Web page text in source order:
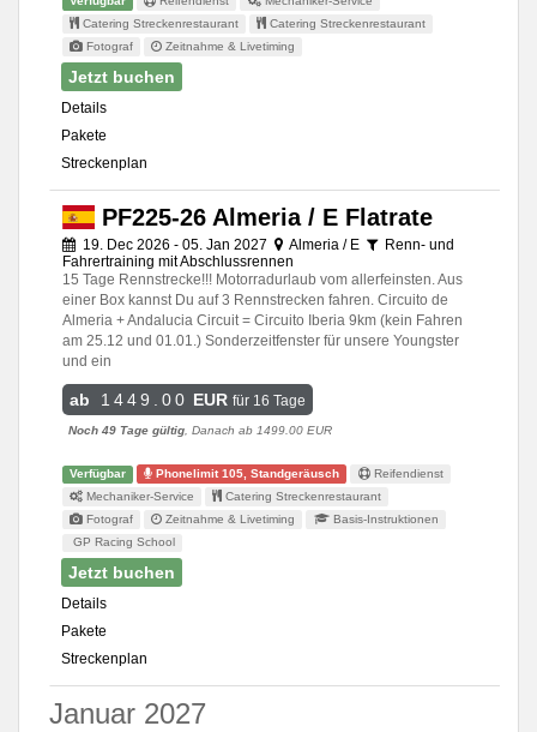
Catering Streckenrestaurant
Catering Streckenrestaurant
Fotograf
Zeitnahme & Livetiming
Jetzt buchen
Details
Pakete
Streckenplan
PF225-26 Almeria / E Flatrate
19. Dec 2026 - 05. Jan 2027 Almeria / E
Renn- und
Fahrertraining mit Abschlussrennen
15 Tage Rennstrecke!!! Motorradurlaub vom allerfeinsten. Aus
einer Box kannst Du auf 3 Rennstrecken fahren. Circuito de
Almeria + Andalucia Circuit = Circuito Iberia 9km (kein Fahren
am 25.12 und 01.01.) Sonderzeitfenster für unsere Youngster
und ein
ab 1449.00 EUR für 16 Tage
Noch 49 Tage gültig , Danach ab 1499.00 EUR
Verfügbar Phonelimit 105, Standgeräusch
Reifendienst
Mechaniker-Service
Catering Streckenrestaurant
Fotograf
Zeitnahme & Livetiming
Basis-Instruktionen
GP Racing School
Jetzt buchen
Details
Pakete
Streckenplan
Januar 2027